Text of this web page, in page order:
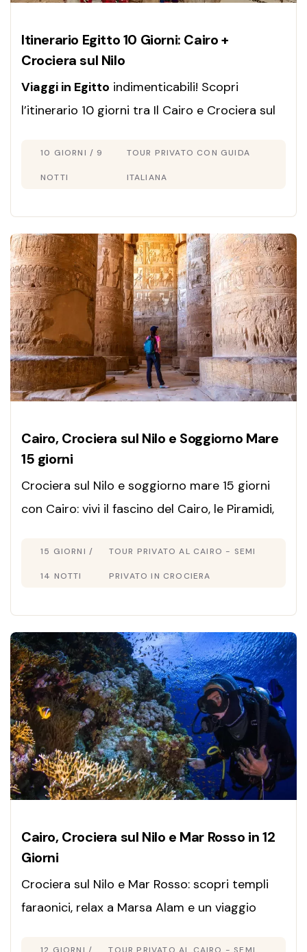
Itinerario Egitto 10 Giorni: Cairo +
Crociera sul Nilo
Viaggi in Egitto indimenticabili! Scopri
l’itinerario 10 giorni tra Il Cairo e Crociera sul
italiano. Prenota ora!
10 GIORNI / 9
NOTTI
TOUR PRIVATO CON GUIDA
ITALIANA
Cairo, Crociera sul Nilo e Soggiorno Mare
15 giorni
Crociera sul Nilo e soggiorno mare 15 giorni
con Cairo: vivi il fascino del Cairo, le Piramidi,
il tour Egitto 15 giorni ideale!
15 GIORNI /
14 NOTTI
TOUR PRIVATO AL CAIRO - SEMI
PRIVATO IN CROCIERA
Cairo, Crociera sul Nilo e Mar Rosso in 12
Giorni
Crociera sul Nilo e Mar Rosso: scopri templi
faraonici, relax a Marsa Alam e un viaggio